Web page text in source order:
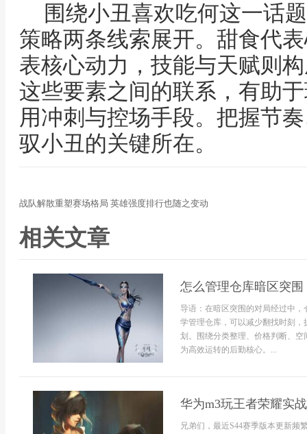
围绕小丑喜欢吃何这一话
策略两条线索展开。甜食代
表核心动力，技能与天赋则
这些要素之间的联系，有助
用冲刺与控场手段。把握节
驭小丑的关键所在。
战队解散重塑赛场格局 英雄强度排行也随之变动
相关文章
怎么管理仓库暗区突围
导语：在暗区突围的对局经过中
学管理仓库，可以减少翻找时刻
划。围绕分类整理、价格判断、
为高效运转的后勤核心。...
华为m3玩王者荣耀实
兄弟们，最近S44赛季版本更新频